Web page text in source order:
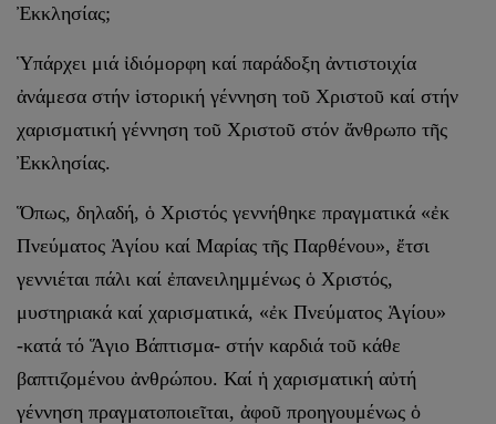
Ἐκκλησίας;
Ὑπάρχει μιά ἰδιόμορφη καί παράδοξη ἀντιστοιχία
ἀνάμεσα στήν ἱστορική γέννηση τοῦ Χριστοῦ καί στήν
χαρισματική γέννηση τοῦ Χριστοῦ στόν ἄνθρωπο τῆς
Ἐκκλησίας.
Ὅπως, δηλαδή, ὁ Χριστός γεννήθηκε πραγματικά «ἐκ
Πνεύματος Ἁγίου καί Μαρίας τῆς Παρθένου», ἔτσι
γεννιέται πάλι καί ἐπανειλημμένως ὁ Χριστός,
μυστηριακά καί χαρισματικά, «ἐκ Πνεύματος Ἁγίου»
-κατά τό Ἅγιο Βάπτισμα- στήν καρδιά τοῦ κάθε
βαπτιζομένου ἀνθρώπου. Καί ἡ χαρισματική αὐτή
γέννηση πραγματοποιεῖται, ἀφοῦ προηγουμένως ὁ